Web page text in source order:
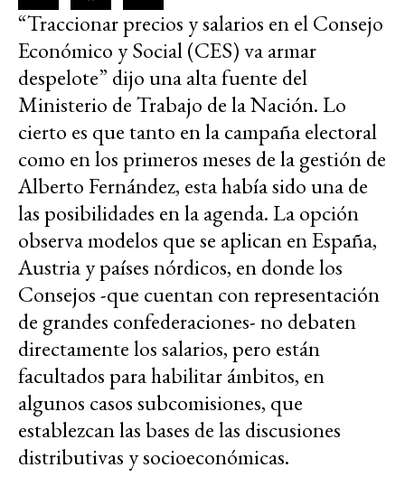
“Traccionar precios y salarios en el Consejo
Económico y Social (CES) va armar
despelote” dijo una alta fuente del
Ministerio de Trabajo de la Nación. Lo
cierto es que tanto en la campaña electoral
como en los primeros meses de la gestión de
Alberto Fernández, esta había sido una de
las posibilidades en la agenda. La opción
observa modelos que se aplican en España,
Austria y países nórdicos, en donde los
Consejos -que cuentan con representación
de grandes confederaciones- no debaten
directamente los salarios, pero están
facultados para habilitar ámbitos, en
algunos casos subcomisiones, que
establezcan las bases de las discusiones
distributivas y socioeconómicas.